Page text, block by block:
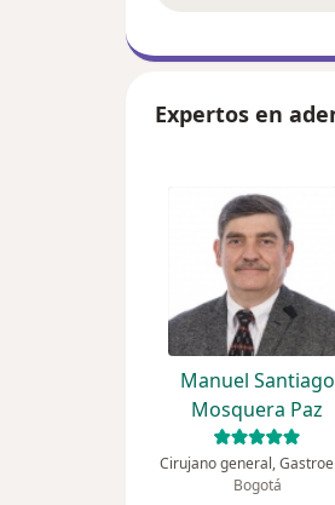
Expertos en
Manuel Santiago
Mosquera Paz
Bogotá